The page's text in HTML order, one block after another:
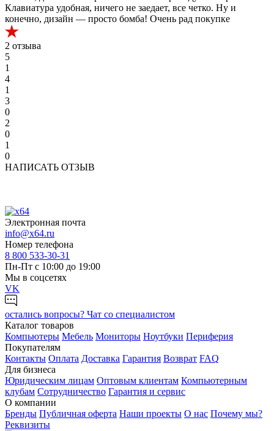
Клавиатура удобная, ничего не заедает, все четко. Ну и
конечно, дизайн — просто бомба! Очень рад покупке
2 отзыва
5
1
4
1
3
0
2
0
1
0
НАПИСАТЬ ОТЗЫВ
Электронная почта
info@x64.ru
Номер телефона
8 800 533-30-31
Пн-Пт с 10:00 до 19:00
Мы в соцсетях
VK
остались вопросы? Чат со специалистом
Каталог товаров
Компьютеры Мебель Мониторы Ноутбуки Периферия
Покупателям
Контакты Оплата Доставка Гарантия Возврат FAQ
Для бизнеса
Юридическим лицам Оптовым клиентам Компьютерным
клубам Сотрудничество Гарантия и сервис
О компании
Бренды Публичная оферта Наши проекты О нас Почему мы?
Реквизиты